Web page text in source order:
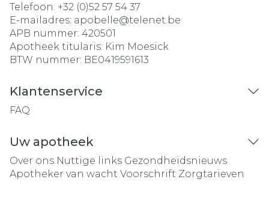
Telefoon: +32 (0)52 57 54 37
E-mailadres: apobelle@telenet.be
APB nummer: 420501
Apotheek titularis: Kim Moesick
BTW nummer: BE0419591613
Klantenservice
FAQ
Uw apotheek
Over ons Nuttige links Gezondheidsnieuws
Apotheker van wacht Voorschrift Zorgtarieven